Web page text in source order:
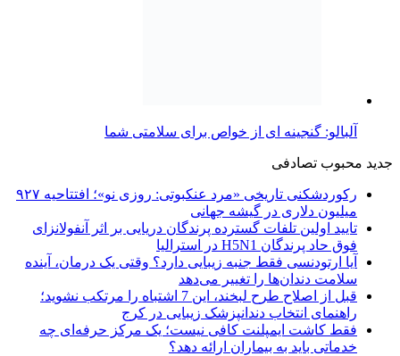
آلبالو: گنجینه ای از خواص برای سلامتی شما
جدید محبوب تصادفی
رکوردشکنی تاریخی «مرد عنکبوتی: روزی نو»؛ افتتاحیه ۹۲۷
میلیون دلاری در گیشه جهانی
تایید اولین تلفات گسترده پرندگان دریایی بر اثر آنفولانزای
فوق حاد پرندگان H5N1 در استرالیا
آیا ارتودنسی فقط جنبه زیبایی دارد؟ وقتی یک درمان، آینده
سلامت دندان‌ها را تغییر می‌دهد
قبل از اصلاح طرح لبخند، این 7 اشتباه را مرتکب نشوید؛
راهنمای انتخاب دندانپزشک زیبایی در کرج
فقط کاشت ایمپلنت کافی نیست؛ یک مرکز حرفه‌ای چه
خدماتی باید به بیماران ارائه دهد؟